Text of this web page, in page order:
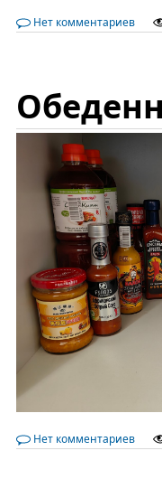
Нет комментариев
Нет комментариев